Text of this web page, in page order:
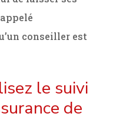
conseiller est
le suivi
de